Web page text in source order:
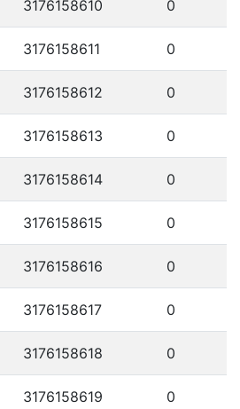
3176158610 0
3176158611 0
3176158612 0
3176158613 0
3176158614 0
3176158615 0
3176158616 0
3176158617 0
3176158618 0
3176158619 0